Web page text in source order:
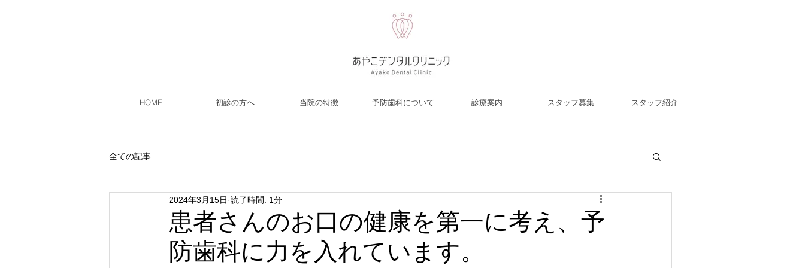
HOME 初診の方へ 当院の特徴 予防歯科について 診療案内 スタッフ募集 スタッフ紹介
全ての記事
患者さんのお口の健康を第一に考え、予
防歯科に力を入れています。
2024年3月15日 読了時間: 1分